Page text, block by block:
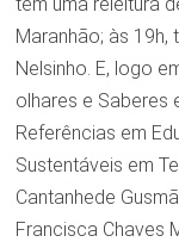
Maranhão; às
Nelsinho. E, logo
olhares e Saberes
Referências em
Sustentáveis em
Cantanhede
Francisca Chaves